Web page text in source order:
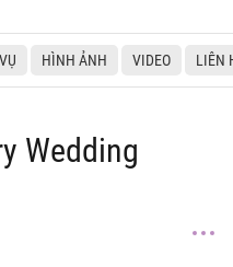
HÌNH ẢNH VIDEO LIÊN
Wedding